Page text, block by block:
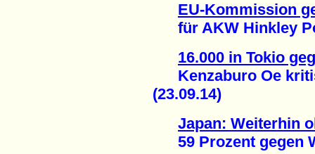
EU-Kommission
für AKW Hinkley
16.000 in Tokio
Kenzaburo Oe
(23.09.14)
Japan: Weiterhin
59 Prozent gegen